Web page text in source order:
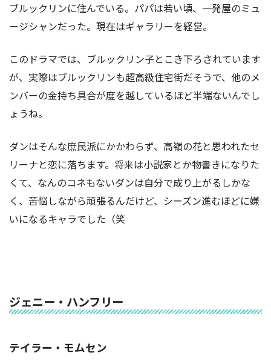
ブルックリンに住んでいる。パパは若い頃、一発屋のミュ
ージシャンだった。現在はギャラリーを経営。
このドラマでは、ブルックリン子とこき下ろされています
が、実際はブルックリンも超高級住宅街だそうで、他のメ
ンバーの金持ち具合が度を越しているほど半端ないんでし
ょうね。
ダンはそんな庶民派にかかわらず、高嶺の花と思われたセ
リーナと恋に落ちます。将来は小説家とか物書きになりた
くて、なんのコネもないダンは自分で成り上がるしかな
く、苦悩しながら頑張るんだけど、シーズン進むほどに嫌
いになるキャラでした（笑
ジェニー・ハンフリー
テイラー・モムセン